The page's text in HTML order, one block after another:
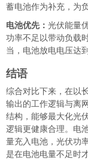
蓄电池作为补充，为
电池优先： 光伏能量
功率不足以带动负载
当，电池放电电压达
结语
综合对比下来，在以
输出的工作逻辑与离
结构，能够最大化光
逻辑更健康合理。电
量充入电池，光伏功
是在电池电量不足时